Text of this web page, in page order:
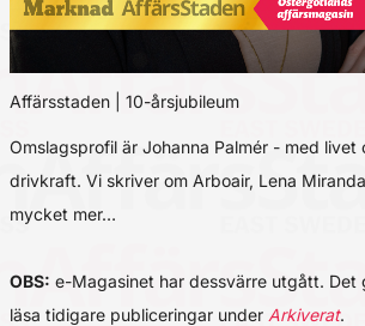
Affärsstaden | 10-årsjubileum
Omslagsprofil är Johanna Palmér - med livet
drivkraft. Vi skriver om Arboair, Lena
mycket mer…
OBS: e-Magasinet har dessvärre utgått. Det
läsa tidigare publiceringar under Arkiverat.